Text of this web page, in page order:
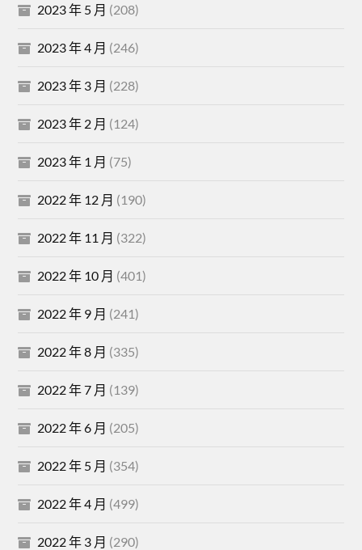
2023 年 5 月 (208)
2023 年 4 月 (246)
2023 年 3 月 (228)
2023 年 2 月 (124)
2023 年 1 月 (75)
2022 年 12 月 (190)
2022 年 11 月 (322)
2022 年 10 月 (401)
2022 年 9 月 (241)
2022 年 8 月 (335)
2022 年 7 月 (139)
2022 年 6 月 (205)
2022 年 5 月 (354)
2022 年 4 月 (499)
2022 年 3 月 (290)